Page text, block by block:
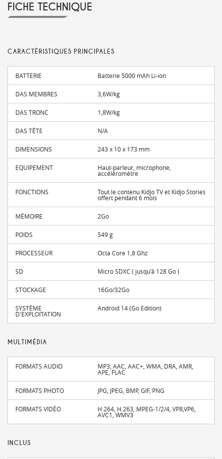
FICHE TECHNIQUE
CARACTÉRISTIQUES PRINCIPALES
BATTERIE Batterie 5000 mAh Li-ion
DAS MEMBRES 3,6W/kg
DAS TRONC 1,8W/kg
DAS TÊTE N/A
DIMENSIONS 243 x 10 x 173 mm
EQUIPEMENT Haut-parleur, microphone,
accéléromètre
FONCTIONS Tout le contenu Kidjo TV et Kidjo Stories
offert pendant 6 mois
MÉMOIRE 2Go
POIDS 549 g
PROCESSEUR Octa Core 1,8 Ghz
SD Micro SDXC ( jusqu'à 128 Go )
STOCKAGE 16Go/32Go
SYSTÈME
D'EXPLOITATION
Android 14 (Go Edition)
MULTIMÉDIA
FORMATS AUDIO MP3, AAC, AAC+, WMA, DRA, AMR,
APE, FLAC
FORMATS PHOTO JPG, JPEG, BMP, GIF, PNG
FORMATS VIDÉO H.264, H.263, MPEG-1/2/4, VP8,VP6,
AVC1, WMV3
INCLUS